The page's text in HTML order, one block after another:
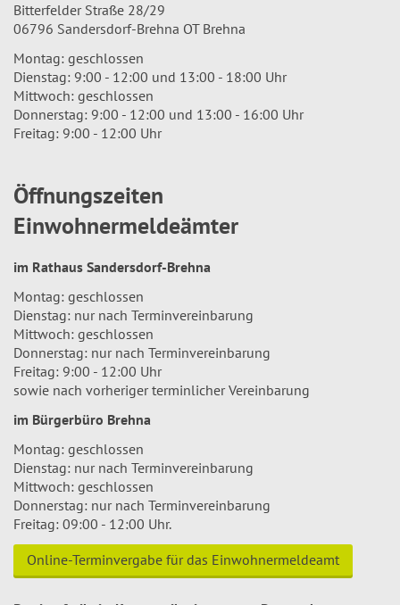
Bitterfelder Straße 28/29
06796 Sandersdorf-Brehna OT Brehna
Montag: geschlossen
Dienstag: 9:00 - 12:00 und 13:00 - 18:00 Uhr
Mittwoch: geschlossen
Donnerstag: 9:00 - 12:00 und 13:00 - 16:00 Uhr
Freitag: 9:00 - 12:00 Uhr
Öffnungszeiten
Einwohnermeldeämter
im Rathaus Sandersdorf-Brehna
Montag: geschlossen
Dienstag: nur nach Terminvereinbarung
Mittwoch: geschlossen
Donnerstag: nur nach Terminvereinbarung
Freitag: 9:00 - 12:00 Uhr
sowie nach vorheriger terminlicher Vereinbarung
im Bürgerbüro Brehna
Montag: geschlossen
Dienstag: nur nach Terminvereinbarung
Mittwoch: geschlossen
Donnerstag: nur nach Terminvereinbarung
Freitag: 09:00 - 12:00 Uhr.
Online-Terminvergabe für das Einwohnermeldeamt